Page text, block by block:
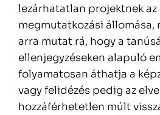
lezárhatatlan projektnek az
megmutatkozási állomása,
arra mutat rá, hogy a
ellenjegyzéseken alapuló
folyamatosan áthatja a
vagy felidézés pedig az
hozzáférhetetlen múlt